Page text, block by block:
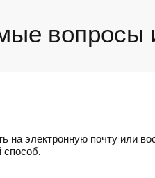
вопросы
на электронную почту или